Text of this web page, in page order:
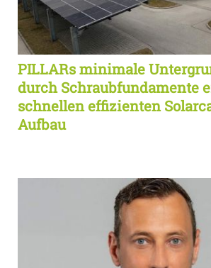
PILLARs minimale
durch Schraubfundamente
schnellen effizienten
Aufbau